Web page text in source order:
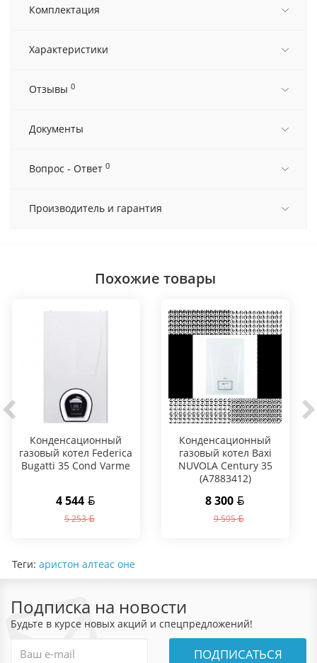
Комплектация
Характеристики
Отзывы 0
Документы
Вопрос - Ответ 0
Производитель и гарантия
Похожие товары
Конденсационный
газовый котел Federica
Bugatti 35 Cond Varme
4 544
5 253
Конденсационный
газовый котел Baxi
NUVOLA Century 35
(A7883412)
8 300
9 595
Теги: аристон алтеас оне
Подписка на новости
Будьте в курсе новых акций и спецпредложений!
ПОДПИСАТЬСЯ